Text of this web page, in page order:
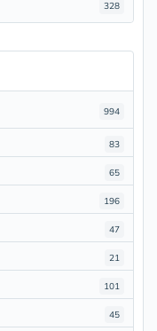
328
994
83
65
196
47
21
101
45